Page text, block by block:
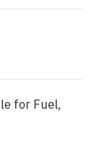
for Fuel,